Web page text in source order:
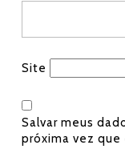
Site
Salvar meus
próxima vez que